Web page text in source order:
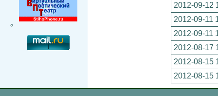
2012-09-12
2012-09-11
2012-09-11
2012-08-17
2012-08-15
2012-08-15